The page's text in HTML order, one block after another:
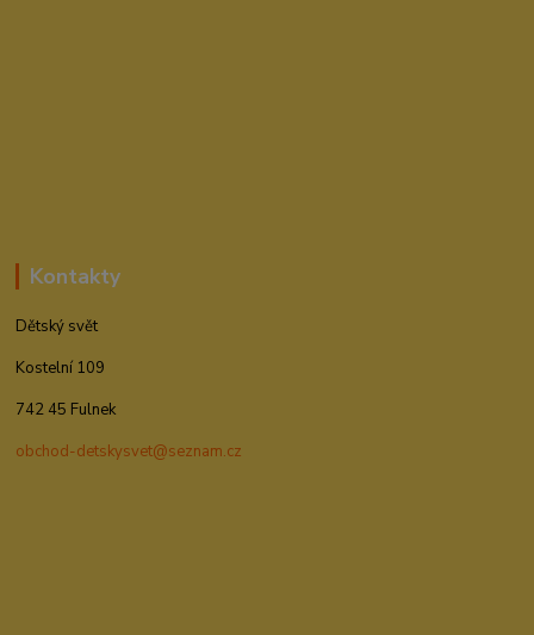
Kontakty
Dětský svět
Kostelní 109
742 45 Fulnek
obchod-detskysvet@seznam.cz